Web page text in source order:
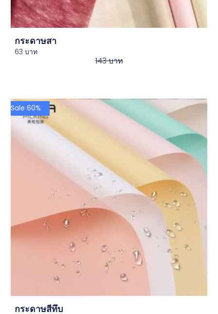
กระดาษสา
143บาท
63บาท
Sale 60%
กระดาษสีทึบ